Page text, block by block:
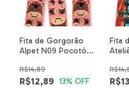
Fita de Gorgorão
Alpet N09 Pocotó
5508-02-40mm
R$12,89
R$14,89
13% OFF
Fita